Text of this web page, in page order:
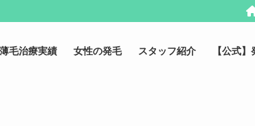
毛治療実績 女性の発毛 スタッフ紹介 【公式